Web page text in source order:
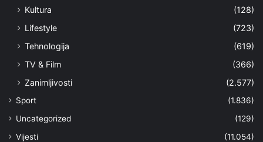
Kultura
(128)
Lifestyle
(723)
Tehnologija
(619)
TV & Film
(366)
Zanimljivosti
(2.577)
Sport
(1.836)
Uncategorized
(129)
Vijesti
(11.054)